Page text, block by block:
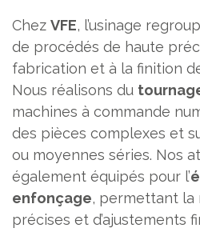
Chez VFE, l’usinage
de procédés de haute
fabrication et à la finition
Nous réalisons du
machines à commande
des pièces complexes et
ou moyennes séries. Nos
également équipés pour l’
enfonçage, permettant la
précises et d’ajustements